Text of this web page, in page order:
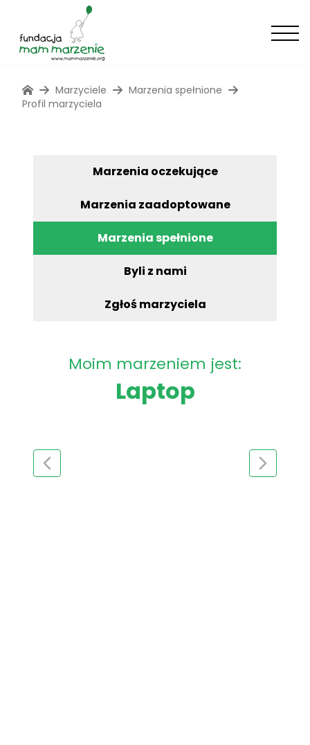
Marzyciele
Marzenia spełnione
Profil marzyciela
Marzenia oczekujące
Marzenia zaadoptowane
Marzenia spełnione
Byli z nami
Zgłoś marzyciela
Moim marzeniem jest:
Laptop